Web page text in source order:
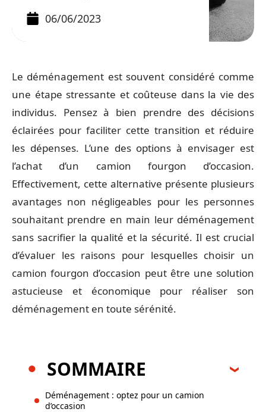
06/06/2023
Le déménagement est souvent considéré comme
une étape stressante et coûteuse dans la vie des
individus. Pensez à bien prendre des décisions
éclairées pour faciliter cette transition et réduire
les dépenses. L’une des options à envisager est
l’achat d’un camion fourgon d’occasion.
Effectivement, cette alternative présente plusieurs
avantages non négligeables pour les personnes
souhaitant prendre en main leur déménagement
sans sacrifier la qualité et la sécurité. Il est crucial
d’évaluer les raisons pour lesquelles choisir un
camion fourgon d’occasion peut être une solution
astucieuse et économique pour réaliser son
déménagement en toute sérénité.
SOMMAIRE
Déménagement : optez pour un camion
d’occasion